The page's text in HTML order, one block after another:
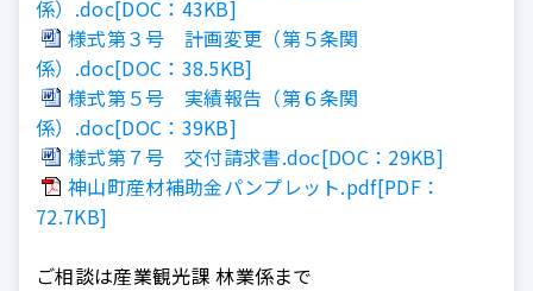
係）.doc[DOC：43KB]
様式第３号 計画変更（第５条関
係）.doc[DOC：38.5KB]
様式第５号 実績報告（第６条関
係）.doc[DOC：39KB]
様式第７号 交付請求書.doc[DOC：29KB]
神山町産材補助金パンプレット.pdf[PDF：
72.7KB]
ご相談は産業観光課 林業係まで